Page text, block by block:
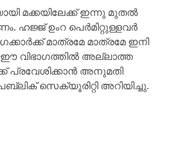
മക്കയിലേക്ക് ഇന്നു മുതൽ
ഹജ്ജ് ഉംറ പെർമിറ്റുള്ളവർ
മാത്രമേ മാത്രമേ ഇനി
വിഭാഗത്തിൽ അല്ലാത്ത
പ്രവേശിക്കാൻ അനുമതി
സെക്യൂരിറ്റി അറിയിച്ചു.